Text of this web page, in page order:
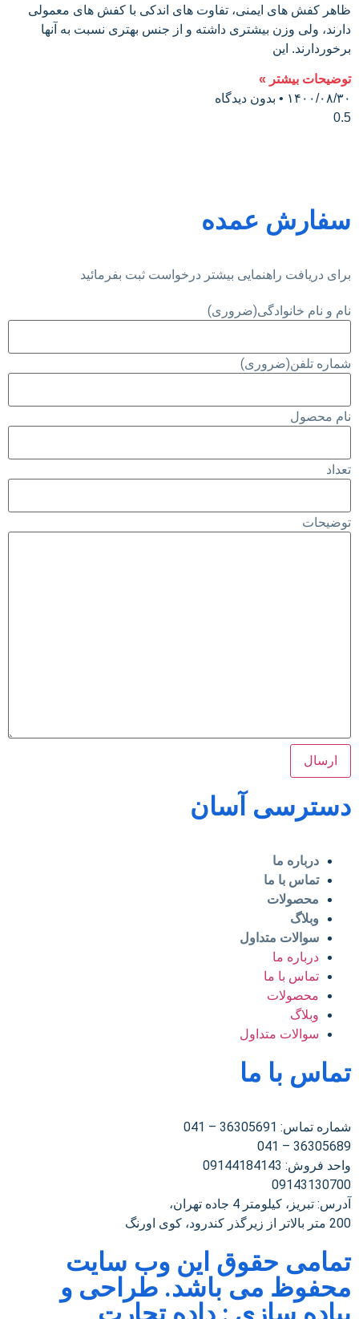
ظاهر کفش های ایمنی، تفاوت های اندکی با کفش های معمولی
دارند، ولی وزن بیشتری داشته و از جنس بهتری نسبت به آنها
برخوردارند. این
توضیحات بیشتر »
۱۴۰۰/۰۸/۳۰
بدون دیدگاه
سفارش عمده
برای دریافت راهنمایی بیشتر درخواست ثبت بفرمائید
نام و نام خانوادگی(ضروری)
شماره تلفن(ضروری)
نام محصول
تعداد
توضیحات
دسترسی آسان
درباره ما
تماس با ما
محصولات
وبلاگ
سوالات متداول
درباره ما
تماس با ما
محصولات
وبلاگ
سوالات متداول
تماس با ما
شماره تماس: 36305691 – 041
36305689 – 041
واحد فروش: 09144184143
09143130700
آدرس: تبریز، کیلومتر 4 جاده تهران،
200 متر بالاتر از زیرگذر کندرود، کوی اورنگ
تمامی حقوق این وب سایت
محفوظ می باشد. طراحی و